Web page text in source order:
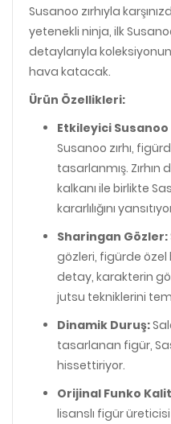
Susanoo zırhıyla
yetenekli ninja, ilk
detaylarıyla
hava katacak.
Ürün Özellikleri:
Etkileyici Susanoo
Susanoo zırhı,
tasarlanmış. Zırhın
kalkanı ile birlikte
kararlılığını
Sharingan Gözler:
gözleri, figürde özel
detay, karakterin
jutsu tekniklerini
Dinamik Duruş:
tasarlanan figür,
hissettiriyor.
Orijinal Funko
lisanslı figür